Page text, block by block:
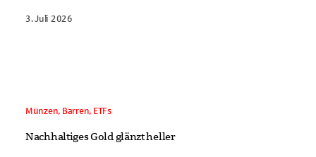
3. Juli 2026
Münzen, Barren, ETFs
Nachhaltiges Gold glänzt heller